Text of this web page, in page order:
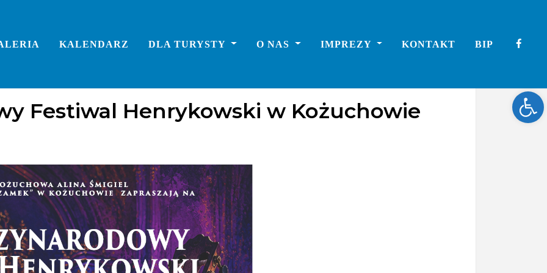
KALENDARZ DLA TURYSTY O NAS IMPREZY KONTAKT BIP
Festiwal Henrykowski w Kożuchowie